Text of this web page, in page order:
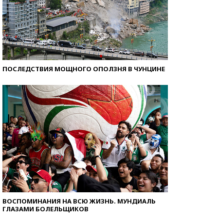
ПОСЛЕДСТВИЯ МОЩНОГО ОПОЛЗНЯ В ЧУНЦИНЕ
ВОСПОМИНАНИЯ НА ВСЮ ЖИЗНЬ. МУНДИАЛЬ
ГЛАЗАМИ БОЛЕЛЬЩИКОВ